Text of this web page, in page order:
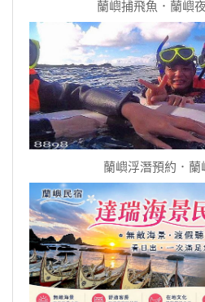
蘭嶼捕飛魚．蘭嶼
蘭嶼浮潛預約．蘭